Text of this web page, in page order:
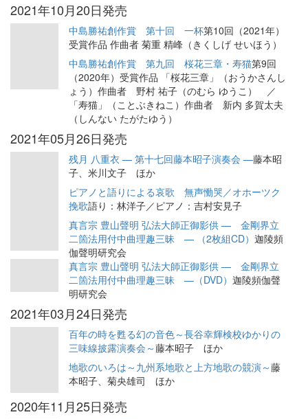
2021年10月20日発売
中島勝祐創作賞 第十回 一杯第10回（2021年）
受賞作品 作曲者 菊重 精峰（きくしげ せいほう）
中島勝祐創作賞 第九回 桜花三章・寿猫第9回
（2020年）受賞作品 「桜花三章」（おうかさんし
ょう）作曲者 野村 祐子（のむら ゆうこ） ／
「寿猫」（ことぶきねこ）作曲者 新内 多賀太夫
（しんない たがたゆう）
2021年05月26日発売
残月 八重衣 — 第十七回藤本昭子演奏会 —藤本昭
子、米川文子 ほか
ピアノと語りによる哀歌 無声慟哭／オホーツク
挽歌語り：林洋子／ピアノ：吉村安見子
真言宗 豊山聲明 弘法大師正御影供 — 金剛界立
二箇法用付中曲理趣三昧 — （2枚組CD） 迦陵頻
伽聲明研究会
真言宗 豊山聲明 弘法大師正御影供 — 金剛界立
二箇法用付中曲理趣三昧 —（DVD） 迦陵頻伽聲
明研究会
2021年03月24日発売
百年の時を甦る幻の音色～長谷幸輝検校ゆかりの
三味線披露演奏会～藤本昭子 ほか
地歌のいろは～九州系地歌と上方地歌の競演～藤
本昭子、菊央雄司 ほか
2020年11月25日発売